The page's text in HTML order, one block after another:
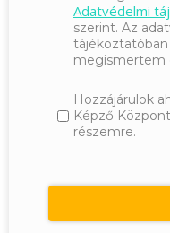
Adatvédelmi
szerint. Az
megismertem
Hozzájárulok
Képző
részemre.